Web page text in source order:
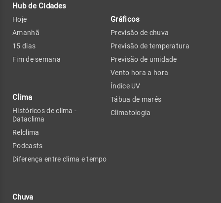
Hub de Cidades
Hoje
Amanhã
15 dias
Fim de semana
Clima
Históricos de clima -
Dataclima
Relclima
Podcasts
Diferença entre clima e tempo
Chuva
Gráficos
Previsão de chuva
Previsão de temperatura
Previsão de umidade
Vento hora a hora
Índice UV
Tábua de marés
Climatologia